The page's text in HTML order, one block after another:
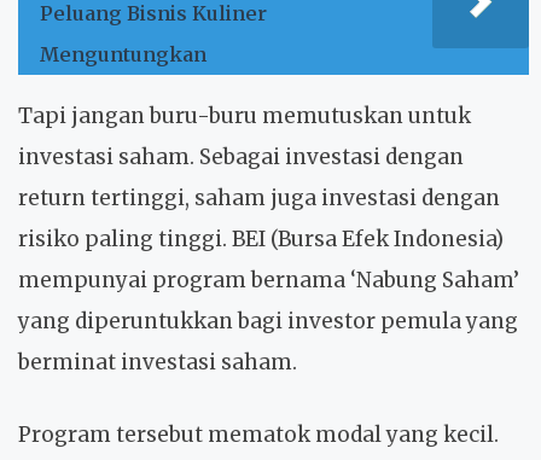
Peluang Bisnis Kuliner
Menguntungkan
Tapi jangan buru-buru memutuskan untuk
investasi saham. Sebagai investasi dengan
return tertinggi, saham juga investasi dengan
risiko paling tinggi. BEI (Bursa Efek Indonesia)
mempunyai program bernama ‘Nabung Saham’
yang diperuntukkan bagi investor pemula yang
berminat investasi saham.
Program tersebut mematok modal yang kecil.